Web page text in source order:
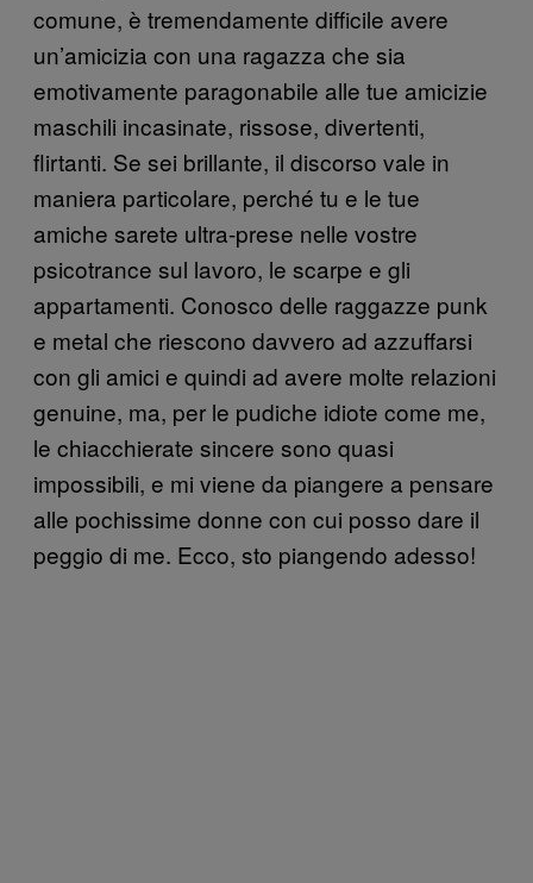
comune, è tremendamente difficile avere
un’amicizia con una ragazza che sia
emotivamente paragonabile alle tue amicizie
maschili incasinate, rissose, divertenti,
flirtanti. Se sei brillante, il discorso vale in
maniera particolare, perché tu e le tue
amiche sarete ultra-prese nelle vostre
psicotrance sul lavoro, le scarpe e gli
appartamenti. Conosco delle raggazze punk
e metal che riescono davvero ad azzuffarsi
con gli amici e quindi ad avere molte relazioni
genuine, ma, per le pudiche idiote come me,
le chiacchierate sincere sono quasi
impossibili, e mi viene da piangere a pensare
alle pochissime donne con cui posso dare il
peggio di me. Ecco, sto piangendo adesso!